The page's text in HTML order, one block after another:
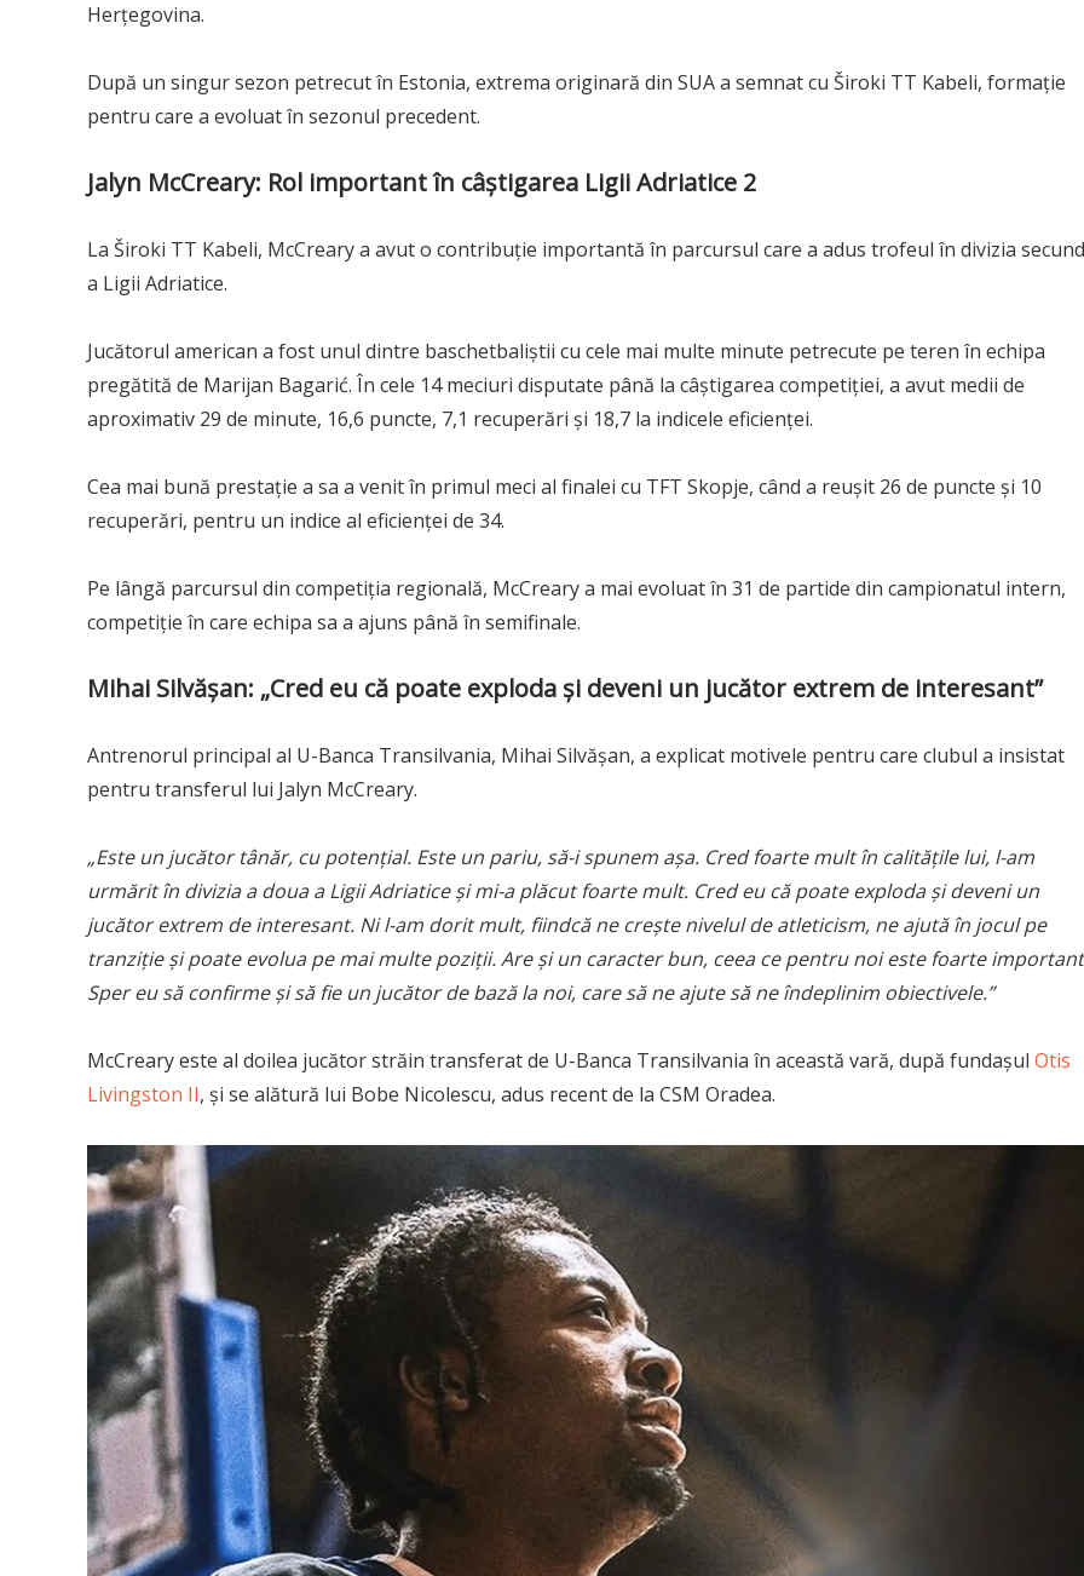
Herțegovina.
După un singur sezon petrecut în Estonia, extrema originară din SUA a semnat cu Široki TT Kabeli, formație
pentru care a evoluat în sezonul precedent.
Jalyn McCreary: Rol important în câștigarea Ligii Adriatice 2
La Široki TT Kabeli, McCreary a avut o contribuție importantă în parcursul care a adus trofeul în divizia
a Ligii Adriatice.
Jucătorul american a fost unul dintre baschetbaliștii cu cele mai multe minute petrecute pe teren în echipa
pregătită de Marijan Bagarić. În cele 14 meciuri disputate până la câștigarea competiției, a avut medii de
aproximativ 29 de minute, 16,6 puncte, 7,1 recuperări și 18,7 la indicele eficienței.
Cea mai bună prestație a sa a venit în primul meci al finalei cu TFT Skopje, când a reușit 26 de puncte și 10
recuperări, pentru un indice al eficienței de 34.
Pe lângă parcursul din competiția regională, McCreary a mai evoluat în 31 de partide din campionatul intern,
competiție în care echipa sa a ajuns până în semifinale.
Mihai Silvășan: „Cred eu că poate exploda și deveni un jucător extrem de interesant”
Antrenorul principal al U-Banca Transilvania, Mihai Silvășan, a explicat motivele pentru care clubul a insistat
pentru transferul lui Jalyn McCreary.
„Este un jucător tânăr, cu potențial. Este un pariu, să-i spunem așa. Cred foarte mult în calitățile lui, l-am
urmărit în divizia a doua a Ligii Adriatice și mi-a plăcut foarte mult. Cred eu că poate exploda și deveni un
jucător extrem de interesant. Ni l-am dorit mult, fiindcă ne crește nivelul de atleticism, ne ajută în jocul pe
tranziție și poate evolua pe mai multe poziții. Are și un caracter bun, ceea ce pentru noi este foarte
Sper eu să confirme și să fie un jucător de bază la noi, care să ne ajute să ne îndeplinim obiectivele.”
McCreary este al doilea jucător străin transferat de U-Banca Transilvania în această vară, după fundașul Otis
Livingston II, și se alătură lui Bobe Nicolescu, adus recent de la CSM Oradea.